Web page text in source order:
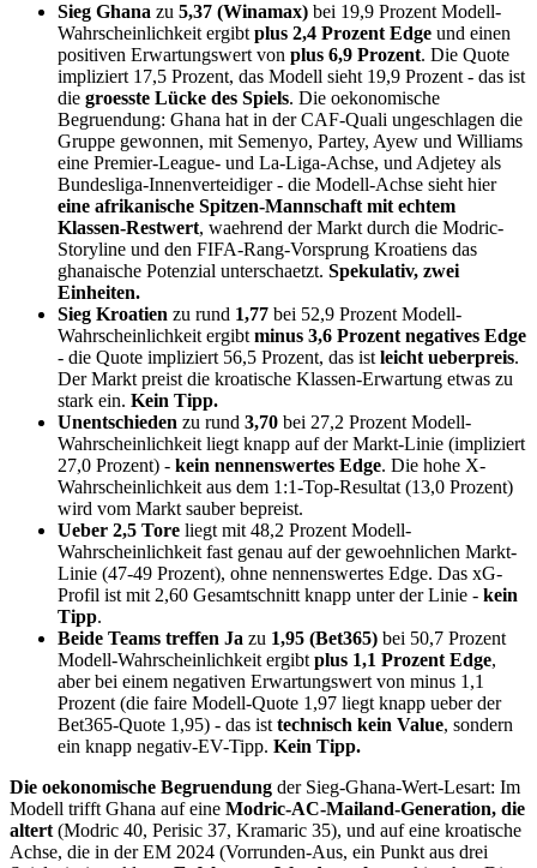
Sieg Ghana zu 5,37 (Winamax) bei 19,9 Prozent Modell-
Wahrscheinlichkeit ergibt plus 2,4 Prozent Edge und einen
positiven Erwartungswert von plus 6,9 Prozent. Die Quote
impliziert 17,5 Prozent, das Modell sieht 19,9 Prozent - das ist
die groesste Lücke des Spiels. Die oekonomische
Begruendung: Ghana hat in der CAF-Quali ungeschlagen die
Gruppe gewonnen, mit Semenyo, Partey, Ayew und Williams
eine Premier-League- und La-Liga-Achse, und Adjetey als
Bundesliga-Innenverteidiger - die Modell-Achse sieht hier
eine afrikanische Spitzen-Mannschaft mit echtem
Klassen-Restwert, waehrend der Markt durch die Modric-
Storyline und den FIFA-Rang-Vorsprung Kroatiens das
ghanaische Potenzial unterschaetzt. Spekulativ, zwei
Einheiten.
Sieg Kroatien zu rund 1,77 bei 52,9 Prozent Modell-
Wahrscheinlichkeit ergibt minus 3,6 Prozent negatives Edge
- die Quote impliziert 56,5 Prozent, das ist leicht ueberpreis.
Der Markt preist die kroatische Klassen-Erwartung etwas zu
stark ein. Kein Tipp.
Unentschieden zu rund 3,70 bei 27,2 Prozent Modell-
Wahrscheinlichkeit liegt knapp auf der Markt-Linie (impliziert
27,0 Prozent) - kein nennenswertes Edge. Die hohe X-
Wahrscheinlichkeit aus dem 1:1-Top-Resultat (13,0 Prozent)
wird vom Markt sauber bepreist.
Ueber 2,5 Tore liegt mit 48,2 Prozent Modell-
Wahrscheinlichkeit fast genau auf der gewoehnlichen Markt-
Linie (47-49 Prozent), ohne nennenswertes Edge. Das xG-
Profil ist mit 2,60 Gesamtschnitt knapp unter der Linie - kein
Tipp.
Beide Teams treffen Ja zu 1,95 (Bet365) bei 50,7 Prozent
Modell-Wahrscheinlichkeit ergibt plus 1,1 Prozent Edge,
aber bei einem negativen Erwartungswert von minus 1,1
Prozent (die faire Modell-Quote 1,97 liegt knapp ueber der
Bet365-Quote 1,95) - das ist technisch kein Value, sondern
ein knapp negativ-EV-Tipp. Kein Tipp.
Die oekonomische Begruendung der Sieg-Ghana-Wert-Lesart: Im
Modell trifft Ghana auf eine Modric-AC-Mailand-Generation, die
altert (Modric 40, Perisic 37, Kramaric 35), und auf eine kroatische
Achse, die in der EM 2024 (Vorrunden-Aus, ein Punkt aus drei